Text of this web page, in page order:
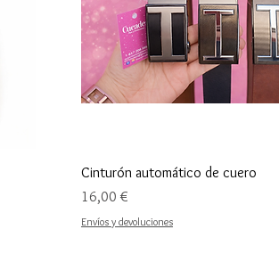
Cinturón automático de cuero
Preu
16,00 €
Envíos y devoluciones